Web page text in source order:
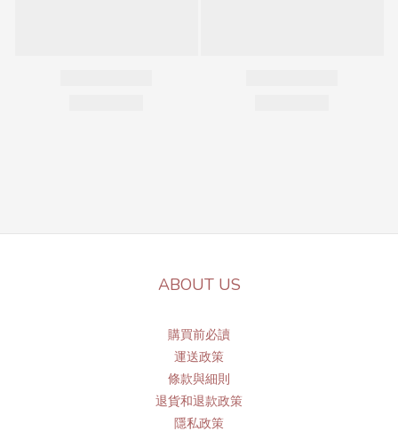
ABOUT US
購買前必讀
運送政策
條款與細則
退貨和退款政策
隱私政策